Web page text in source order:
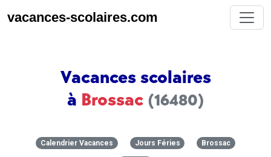
vacances-scolaires.com
Vacances scolaires
à Brossac (16480)
Calendrier Vacances Jours Féries Brossac